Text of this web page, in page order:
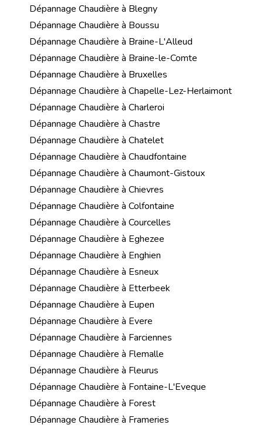
Dépannage Chaudière à Blegny
Dépannage Chaudière à Boussu
Dépannage Chaudière à Braine-L'Alleud
Dépannage Chaudière à Braine-le-Comte
Dépannage Chaudière à Bruxelles
Dépannage Chaudière à Chapelle-Lez-Herlaimont
Dépannage Chaudière à Charleroi
Dépannage Chaudière à Chastre
Dépannage Chaudière à Chatelet
Dépannage Chaudière à Chaudfontaine
Dépannage Chaudière à Chaumont-Gistoux
Dépannage Chaudière à Chievres
Dépannage Chaudière à Colfontaine
Dépannage Chaudière à Courcelles
Dépannage Chaudière à Eghezee
Dépannage Chaudière à Enghien
Dépannage Chaudière à Esneux
Dépannage Chaudière à Etterbeek
Dépannage Chaudière à Eupen
Dépannage Chaudière à Evere
Dépannage Chaudière à Farciennes
Dépannage Chaudière à Flemalle
Dépannage Chaudière à Fleurus
Dépannage Chaudière à Fontaine-L'Eveque
Dépannage Chaudière à Forest
Dépannage Chaudière à Frameries